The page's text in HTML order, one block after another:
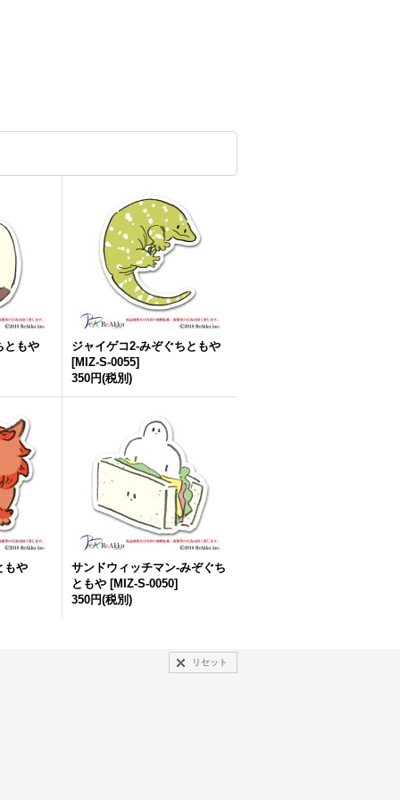
ともや
ジャイゲコ2-みぞぐちともや
[MIZ-S-0055]
350円(税別)
もや
サンドウィッチマン-みぞぐち
ともや [MIZ-S-0050]
350円(税別)
リセット